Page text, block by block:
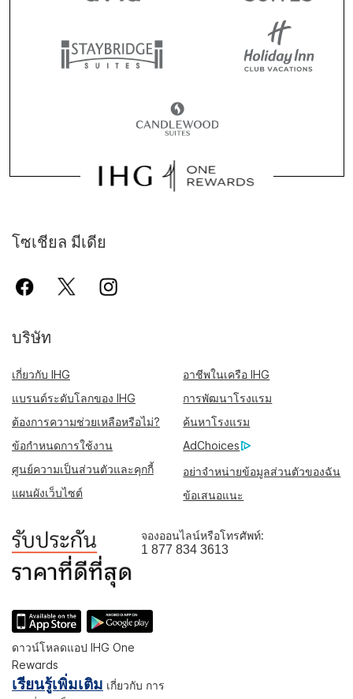
โซเชียล มีเดีย
บริษัท
เกี่ยวกับ IHG
อาชีพในเครือ IHG
แบรนด์ระดับโลกของ IHG
การพัฒนาโรงแรม
ต้องการความช่วยเหลือหรือไม่?
ค้นหาโรงแรม
ข้อกำหนดการใช้งาน
AdChoices
ศูนย์ความเป็นส่วนตัวและคุกกี้
อย่าจำหน่ายข้อมูลส่วนตัวของฉัน
แผนผังเว็บไซต์
ข้อเสนอแนะ
จองออนไลน์หรือโทรศัพท์:
1 877 834 3613
ดาวน์โหลดแอป IHG One
Rewards
เรียนรู้เพิ่มเติม เกี่ยวกับ การ